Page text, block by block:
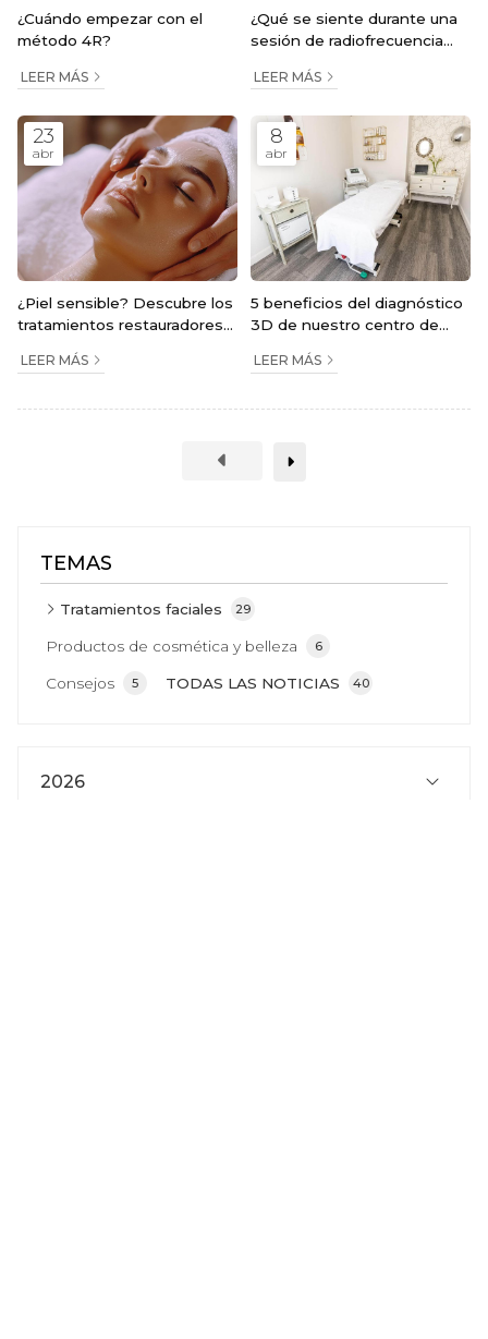
TEMAS
TODAS LAS NOTICIAS 40
Tratamientos faciales 29
Productos de cosmética y belleza 6
Consejos 5
¿Cuándo empezar con el
método 4R?
LEER MÁS
¿Qué se siente durante una
sesión de radiofrecuencia
LEER MÁS
23
abr
¿Piel sensible? Descubre los
tratamientos restauradores
LEER MÁS
8
abr
5 beneficios del diagnóstico
3D de nuestro centro de
LEER MÁS
2026